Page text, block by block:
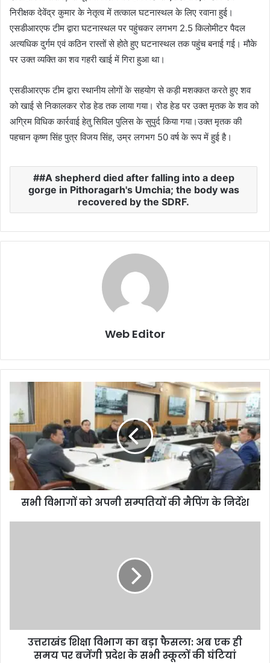
निरीक्षक देवेंद्र कुमार के नेतृत्व में तत्काल घटनास्थल के लिए रवाना हुई।
एसडीआरएफ टीम द्वारा घटनास्थल पर पहुंचकर लगभग 2.5 किलोमीटर पैदल
अत्यधिक दुर्गम एवं कठिन रास्तों से होते हुए घटनास्थल तक पहुंच बनाई गई। मौके
पर उक्त व्यक्ति का शव गहरी खाई में गिरा हुआ था।
एसडीआरएफ टीम द्वारा स्थानीय लोगों के सहयोग से कड़ी मशक्कत करते हुए शव
को खाई से निकालकर रोड हेड तक लाया गया। रोड हेड पर उक्त मृतक के शव को
अग्रिम विधिक कार्रवाई हेतु सिविल पुलिस के सुपुर्द किया गया।उक्त मृतक की
पहचान कृष्ण सिंह पुत्र विजय सिंह, उम्र लगभग 50 वर्ष के रूप में हुई है।
#A shepherd died after falling into a deep
gorge in Pithoragarh's Umchia; the body was
recovered by the SDRF.
Web Editor
सभी विभागों को अपनी सम्पतियों की मैपिंग के निर्देश
उत्तराखंड शिक्षा विभाग का बड़ा फैसला: अब एक ही
समय पर बजेंगी प्रदेश के सभी स्कूलों की घंटियां